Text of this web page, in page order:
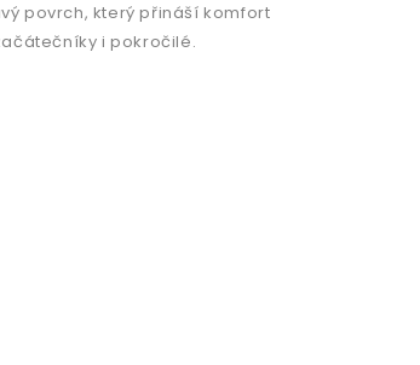
povrch, který přináší komfort
i pokročilé.